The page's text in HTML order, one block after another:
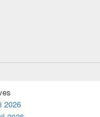
2026